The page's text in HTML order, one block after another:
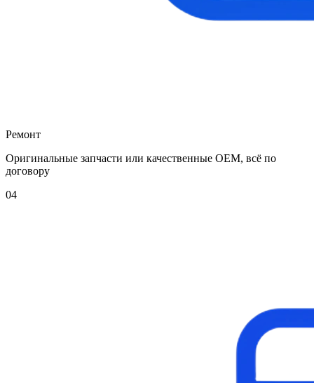
Ремонт
Оригинальные запчасти или качественные OEM, всё по
договору
04